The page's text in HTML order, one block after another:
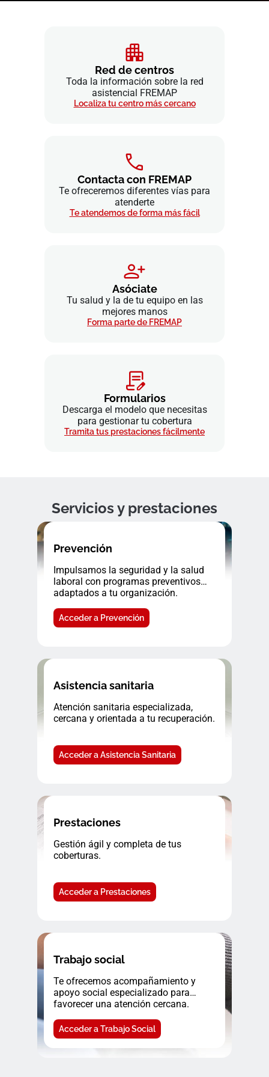
Red de centros
Toda la información sobre la red
asistencial FREMAP
Localiza tu centro más cercano
Contacta con FREMAP
Te ofreceremos diferentes vías para
atenderte
Te atendemos de forma más fácil
Asóciate
Tu salud y la de tu equipo en las
mejores manos
Forma parte de FREMAP
Formularios
Descarga el modelo que necesitas
para gestionar tu cobertura
Tramita tus prestaciones fácilmente
Servicios y prestaciones
Prevención
Impulsamos la seguridad y la salud
laboral con programas preventivos
adaptados a tu organización.
Acceder a Prevención
Asistencia sanitaria
Atención sanitaria especializada,
cercana y orientada a tu recuperación.
Acceder a Asistencia Sanitaria
Prestaciones
Gestión ágil y completa de tus
coberturas.
Acceder a Prestaciones
Trabajo social
Te ofrecemos acompañamiento y
apoyo social especializado para
favorecer una atención cercana.
Acceder a Trabajo Social